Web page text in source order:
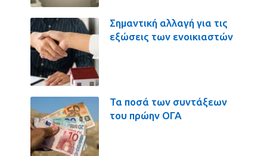
Σημαντική αλλαγή για τις
εξώσεις των ενοικιαστών
Τα ποσά των συντάξεων
του πρώην ΟΓΑ